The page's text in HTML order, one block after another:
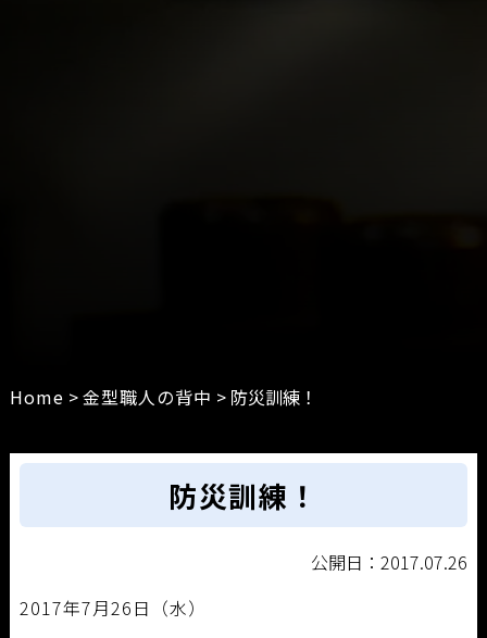
Home >金型職人の背中 > 防災訓練！
防災訓練！
公開日：2017.07.26
2017年7月26日（水）